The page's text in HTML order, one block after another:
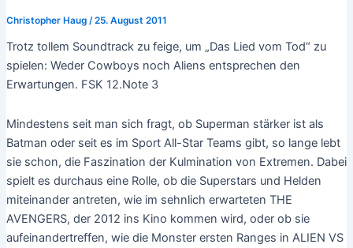
Christopher Haug /25. August 2011
Trotz tollem Soundtrack zu feige, um „Das Lied vom Tod“ zu
spielen: Weder Cowboys noch Aliens entsprechen den
Erwartungen. FSK 12.Note 3
Mindestens seit man sich fragt, ob Superman stärker ist als
Batman oder seit es im Sport All-Star Teams gibt, so lange lebt
sie schon, die Faszination der Kulmination von Extremen. Dabei
spielt es durchaus eine Rolle, ob die Superstars und Helden
miteinander antreten, wie im sehnlich erwarteten THE
AVENGERS, der 2012 ins Kino kommen wird, oder ob sie
aufeinandertreffen, wie die Monster ersten Ranges in ALIEN VS